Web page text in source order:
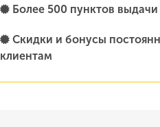
Более 500 пунктов
Скидки и бонусы
клиентам